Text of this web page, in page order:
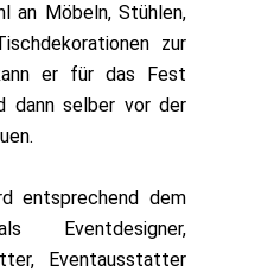
an Möbeln, Stühlen,
zur
er für das Fest
dann selber vor der
entsprechend dem
Eventdesigner,
Eventausstatter